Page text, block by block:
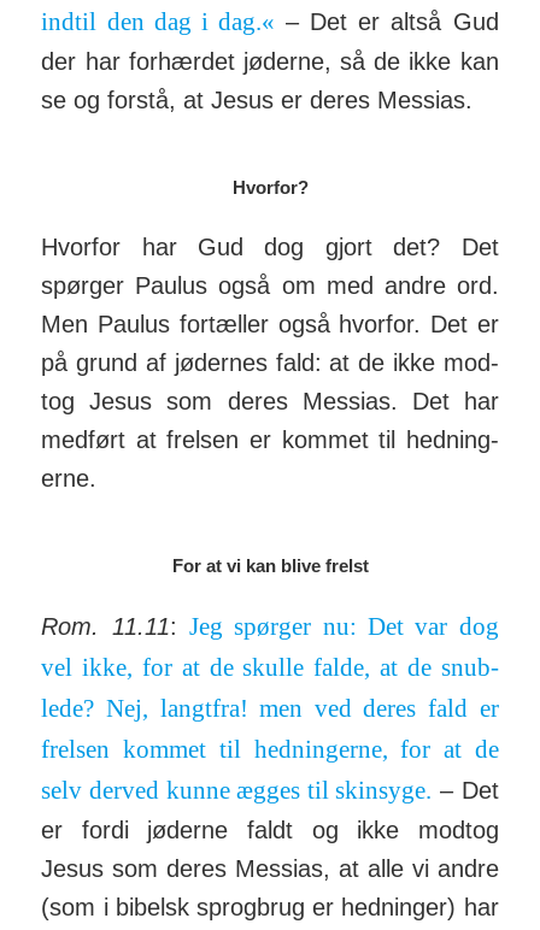
indtil den dag i dag.« – Det er altså Gud
der har for­hærdet jø­derne, så de ikke kan
se og forstå, at Jesus er deres Mes­sias.
Hvorfor?
Hvorfor har Gud dog gjort det? Det
spørger Paulus også om med andre ord.
Men Paulus for­tæller også hvorfor. Det er
på grund af jø­dernes fald: at de ikke mod­
tog Jesus som deres Mes­sias. Det har
medført at frelsen er kommet til hed­ning­
erne.
For at vi kan blive frelst
Rom. 11.11:Jeg spørger nu: Det var dog
vel ikke, for at de skulle falde, at de snub­
lede? Nej, langtfra! men ved deres fald er
frelsen kommet til hed­ning­erne, for at de
selv derved kunne ægges til skin­syge. – Det
er fordi jøderne faldt og ikke modtog
Jesus som deres Mes­sias, at alle vi andre
(som i bi­belsk sprog­brug er hed­ninger) har